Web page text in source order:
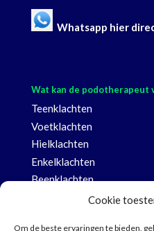
Cookie
Om de beste ervaringen te bieden,
Whatsapp hier
Wat kan de podotherapeut
Teenklachten
Voetklachten
Hielklachten
Enkelklachten
Beenklachten
Knieklachten